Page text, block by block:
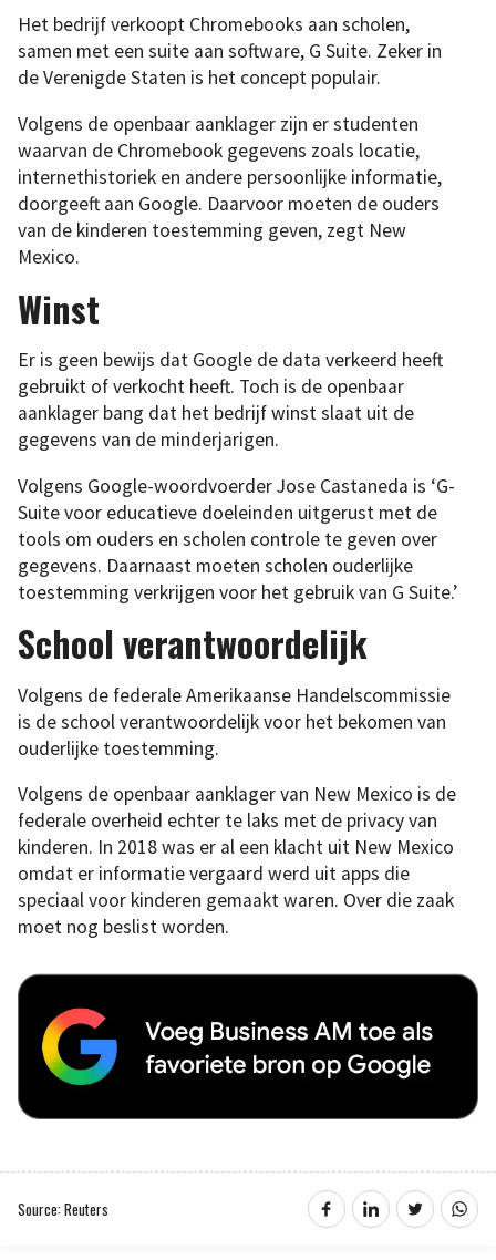
Het bedrijf verkoopt Chromebooks aan scholen,
samen met een suite aan software, G Suite. Zeker in
de Verenigde Staten is het concept populair.
Volgens de openbaar aanklager zijn er studenten
waarvan de Chromebook gegevens zoals locatie,
internethistoriek en andere persoonlijke informatie,
doorgeeft aan Google. Daarvoor moeten de ouders
van de kinderen toestemming geven, zegt New
Mexico.
Winst
Er is geen bewijs dat Google de data verkeerd heeft
gebruikt of verkocht heeft. Toch is de openbaar
aanklager bang dat het bedrijf winst slaat uit de
gegevens van de minderjarigen.
Volgens Google-woordvoerder Jose Castaneda is ‘G-
Suite voor educatieve doeleinden uitgerust met de
tools om ouders en scholen controle te geven over
gegevens. Daarnaast moeten scholen ouderlijke
toestemming verkrijgen voor het gebruik van G Suite.’
School verantwoordelijk
Volgens de federale Amerikaanse Handelscommissie
is de school verantwoordelijk voor het bekomen van
ouderlijke toestemming.
Volgens de openbaar aanklager van New Mexico is de
federale overheid echter te laks met de privacy van
kinderen. In 2018 was er al een klacht uit New Mexico
omdat er informatie vergaard werd uit apps die
speciaal voor kinderen gemaakt waren. Over die zaak
moet nog beslist worden.
Source: Reuters